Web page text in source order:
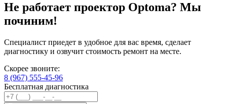
Не работает проектор Optoma? Мы
починим!
Специалист приедет в удобное для вас время, сделает
диагностику и озвучит стоимость ремонт на месте.
Скорее звоните:
8 (967) 555-45-96
Бесплатная диагностика